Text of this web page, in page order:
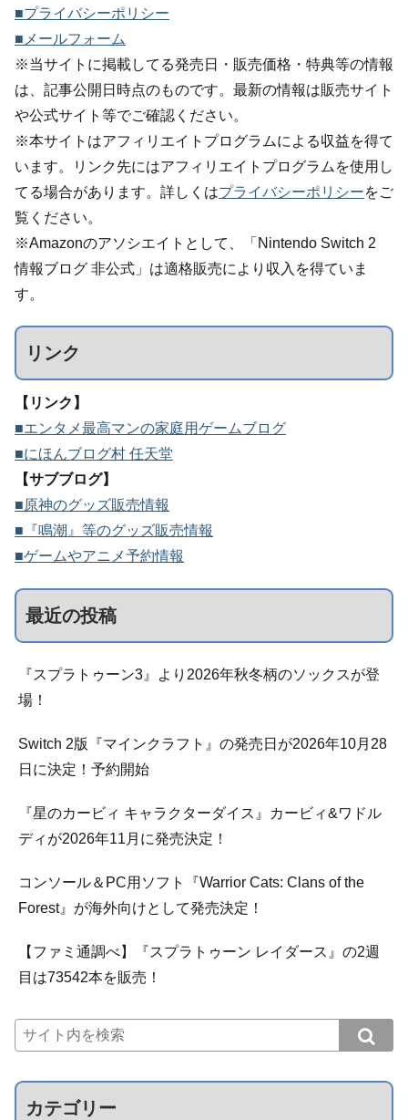
■プライバシーポリシー
■メールフォーム
※当サイトに掲載してる発売日・販売価格・特典等の情報
は、記事公開日時点のものです。最新の情報は販売サイト
や公式サイト等でご確認ください。
※本サイトはアフィリエイトプログラムによる収益を得て
います。リンク先にはアフィリエイトプログラムを使用し
てる場合があります。詳しくはプライバシーポリシーをご
覧ください。
※Amazonのアソシエイトとして、「Nintendo Switch 2
情報ブログ 非公式」は適格販売により収入を得ていま
す。
リンク
【リンク】
■エンタメ最高マンの家庭用ゲームブログ
■にほんブログ村 任天堂
【サブブログ】
■原神のグッズ販売情報
■『鳴潮』等のグッズ販売情報
■ゲームやアニメ予約情報
最近の投稿
『スプラトゥーン3』より2026年秋冬柄のソックスが登
場！
Switch 2版『マインクラフト』の発売日が2026年10月28
日に決定！予約開始
『星のカービィ キャラクターダイス』カービィ&ワドル
ディが2026年11月に発売決定！
コンソール＆PC用ソフト『Warrior Cats: Clans of the
Forest』が海外向けとして発売決定！
【ファミ通調べ】『スプラトゥーン レイダース』の2週
目は73542本を販売！
カテゴリー